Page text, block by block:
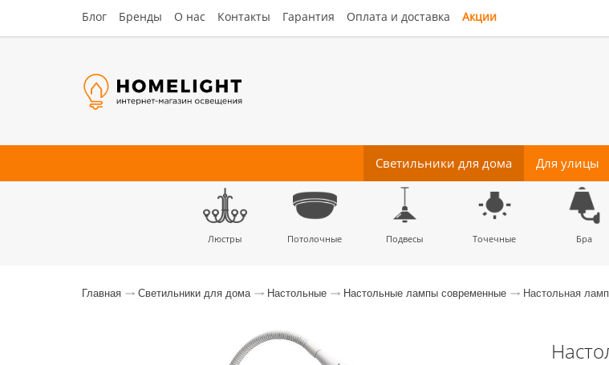
Блог Бренды О нас Контакты Гарантия Оплата и доставка Акции
Светильники для дома
Люстры Потолочные Подвесы Точечные Бра
Для улицы
Настенные Потолочные Тротуарные
Магнитные
Главная Светильники для дома Настольные Настольные лампы современные Настольная